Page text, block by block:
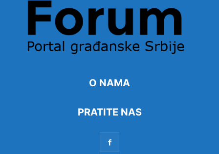
O NAMA
PRATITE NAS